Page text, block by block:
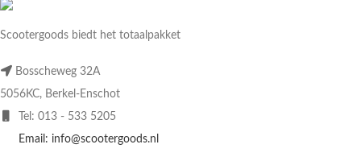
Scootergoods biedt het totaalpakket
Bosscheweg 32A
5056KC, Berkel-Enschot
Tel: 013 - 533 5205
Email: info@scootergoods.nl